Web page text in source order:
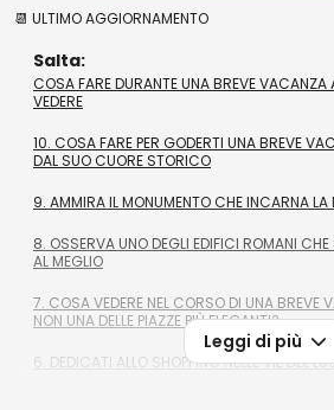
📆 ULTIMO AGGIORNAMENTO
Salta:
COSA FARE DURANTE UNA BREVE VACANZA
VEDERE
10. COSA FARE PER GODERTI UNA BREVE
DAL SUO CUORE STORICO
9. AMMIRA IL MONUMENTO CHE INCARNA LA
8. OSSERVA UNO DEGLI EDIFICI ROMANI
AL MEGLIO
7. COSA VEDERE NEL CORSO DI UNA BREVE
NON UNA DELLE PIAZZE PIÙ ELEGANTI?
6. DEDICATI ALLO SHOPPING NELLE VIE DEL
Leggi di più